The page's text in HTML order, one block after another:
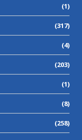
(1)
(317)
(4)
(203)
(1)
(8)
(258)